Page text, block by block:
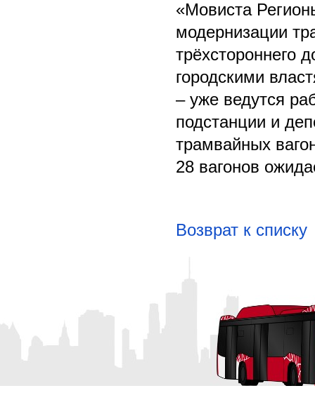
«Мовиста
модернизации
трёхстороннего
городскими
– уже ведутся
подстанции и
трамвайных
28 вагонов
Возврат к списку